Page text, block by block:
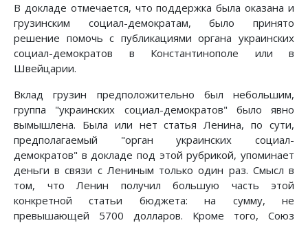
В докладе отмечается, что поддержка была оказана и
грузинским социал-демократам, было принято
решение помочь с публикациями органа украинских
социал-демократов в Константинополе или в
Швейцарии.
Вклад грузин предположительно был небольшим,
группа "украинских социал-демократов" было явно
вымышлена. Была или нет статья Ленина, по сути,
предполагаемый "орган украинских социал-
демократов" в докладе под этой рубрикой, упоминает
деньги в связи с Лениным только один раз. Смысл в
том, что Ленин получил большую часть этой
конкретной статьи бюджета: на сумму, не
превышающей 5700 долларов. Кроме того, Союз